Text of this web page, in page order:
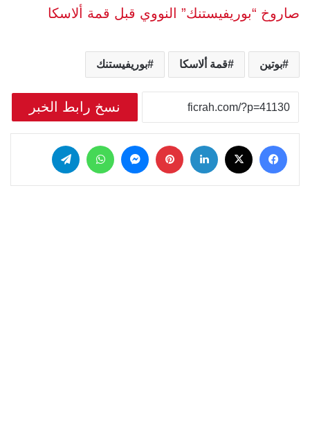
صاروخ “بوريفيستنك” النووي قبل قمة ألاسكا
بوتين قمة ألاسكا بوريفيستنك
نسخ رابط الخبر
فيسبوك لينكدإن بينتيريست
ماسنجر واتساب